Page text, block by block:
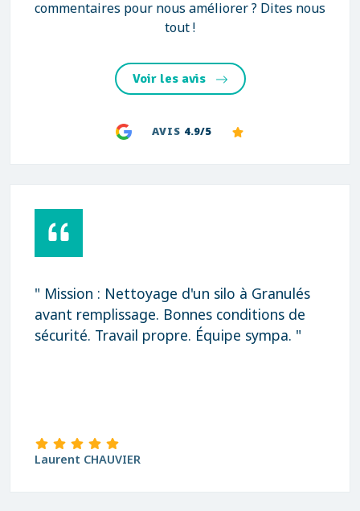
commentaires pour nous améliorer ? Dites nous
tout !
Voir les avis
AVIS 4.9/5
" Mission : Nettoyage d'un silo à Granulés
avant remplissage. Bonnes conditions de
sécurité. Travail propre. Équipe sympa. "
Laurent CHAUVIER